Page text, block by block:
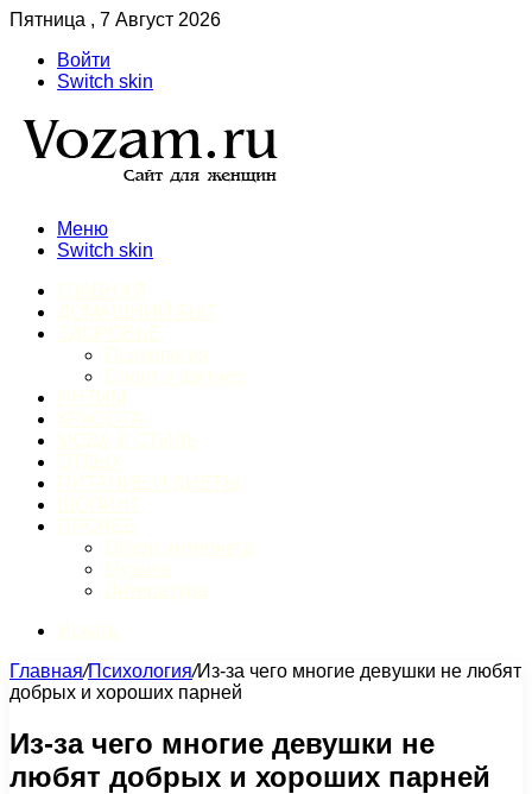
Пятница , 7 Август 2026
Войти
Switch skin
Меню
Switch skin
Главная/Психология/Из-за чего многие девушки не любят
добрых и хороших парней
Из-за чего многие девушки не
любят добрых и хороших парней